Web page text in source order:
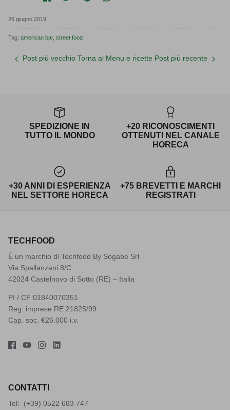
26 giugno 2019
Tag: american bar street food
Post più vecchio Torna al Menu e ricette Post più recente
SPEDIZIONE IN
TUTTO IL MONDO
+20 RICONOSCIMENTI
OTTENUTI NEL CANALE
HORECA
+30 ANNI DI ESPERIENZA
NEL SETTORE HORECA
+75 BREVETTI E MARCHI
REGISTRATI
TECHFOOD
È un marchio di Techfood By Sogabe Srl
Via Spallanzani 8/C
42024 Castelnovo di Sotto (RE) – Italia
PI / CF 01840070351
Reg. imprese RE 21825/99
Cap. soc. €26.000 i.v.
CONTATTI
Tel: (+39) 0522 683 747